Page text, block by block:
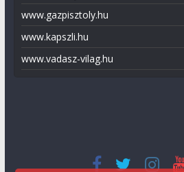
www.gazpisztoly.hu
www.kapszli.hu
www.vadasz-vilag.hu